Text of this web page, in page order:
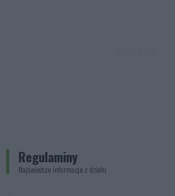
Regulaminy
Najświeższe informacje z działu